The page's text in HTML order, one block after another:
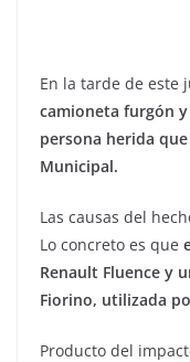
En la tarde de este
camioneta furgón
persona herida
Municipal.
Las causas del
Lo concreto es que
Renault Fluence y
Fiorino, utilizada
Producto del